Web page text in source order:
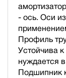
- ось. Оси
Профиль
Устойчива
нуждается
Подшипник